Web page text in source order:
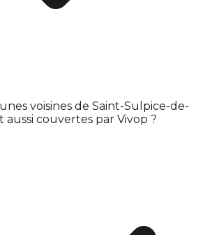
voisines de Saint-Sulpice-de-
aussi couvertes par Vivop ?